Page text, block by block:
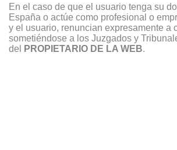
En el caso de que el usuario tenga su
España o actúe como profesional o
y el usuario, renuncian expresamente a
sometiéndose a los Juzgados y
del PROPIETARIO DE LA WEB